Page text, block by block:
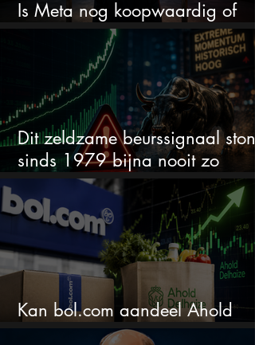
Is Meta nog koopwaardig of
wordt het tijd om te verkopen?
Dit zeldzame beurssignaal stond
sinds 1979 bijna nooit zo
extreem
Kan bol.com aandeel Ahold
nieuw leven inblazen?